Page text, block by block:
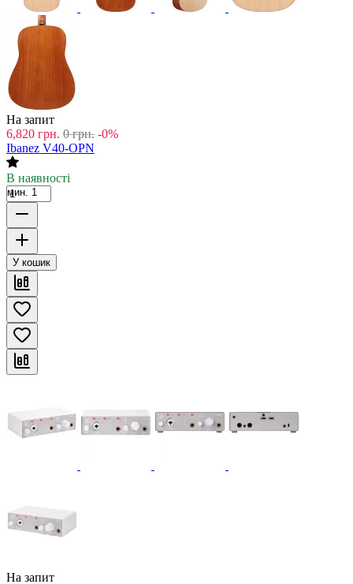
На запит
6,820 грн. 0 грн. -0%
Ibanez V40-OPN
В наявності
мин. 1
У кошик
На запит